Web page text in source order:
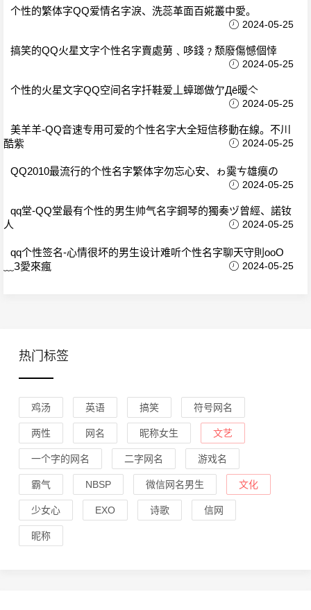
个性的繁体字QQ爱情名字淚、洗蕊革面百婲叢中愛。
2024-05-25
搞笑的QQ火星文字个性名字賣處莮﹑哆錢﹖颓廢傷憾個悻
2024-05-25
个性的火星文字QQ空间名字扦鞋爱丄蟑瑯做亇Дē暧亽
2024-05-25
美羊羊-QQ音速专用可爱的个性名字大全短信移動在線。不川
酷紫
2024-05-25
QQ2010最流行的个性名字繁体字勿忘心安、ゎ霙ㄘ雄瘼の
2024-05-25
qq堂-QQ堂最有个性的男生帅气名字鋼琴的獨奏ヅ曾經、諾钕
人
2024-05-25
qq个性签名-心情很坏的男生设计难听个性名字聊天守則oοО
﹏З愛來瘋
2024-05-25
热门标签
鸡汤 英语 搞笑 符号网名
两性 网名 昵称女生 文艺
一个字的网名 二字网名 游戏名
霸气 NBSP 微信网名男生 文化
少女心 EXO 诗歌 信网
昵称